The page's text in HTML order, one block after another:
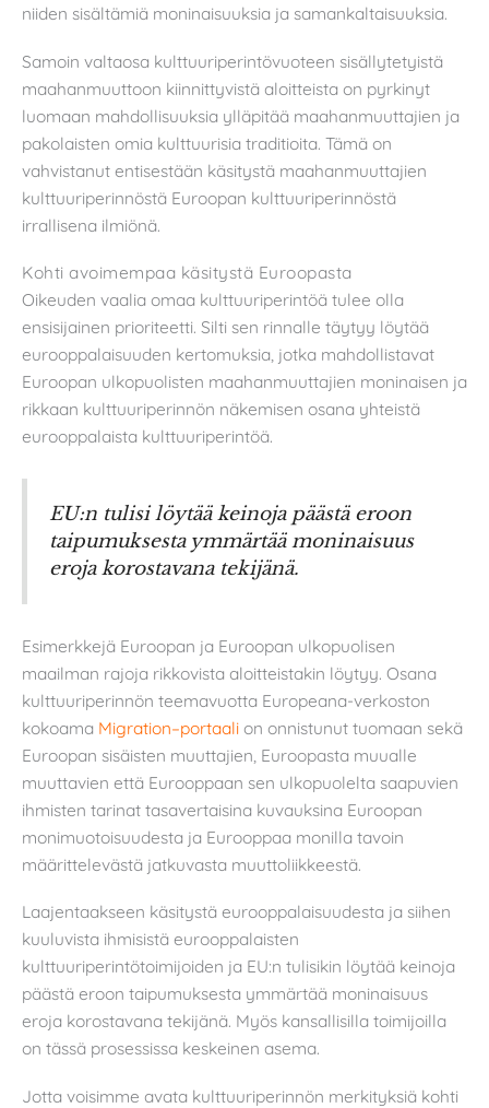
niiden sisältämiä moninaisuuksia ja samankaltaisuuksia.
Samoin valtaosa kulttuuriperintövuoteen sisällytetyistä
maahanmuuttoon kiinnittyvistä aloitteista on pyrkinyt
luomaan mahdollisuuksia ylläpitää maahanmuuttajien ja
pakolaisten omia kulttuurisia traditioita. Tämä on
vahvistanut entisestään käsitystä maahanmuuttajien
kulttuuriperinnöstä Euroopan kulttuuriperinnöstä
irrallisena ilmiönä.
Kohti avoimempaa käsitystä Euroopasta
Oikeuden vaalia omaa kulttuuriperintöä tulee olla
ensisijainen prioriteetti. Silti sen rinnalle täytyy löytää
eurooppalaisuuden kertomuksia, jotka mahdollistavat
Euroopan ulkopuolisten maahanmuuttajien moninaisen ja
rikkaan kulttuuriperinnön näkemisen osana yhteistä
eurooppalaista kulttuuriperintöä.
EU:n tulisi löytää keinoja päästä eroon
taipumuksesta ymmärtää moninaisuus
eroja korostavana tekijänä.
Esimerkkejä Euroopan ja Euroopan ulkopuolisen
maailman rajoja rikkovista aloitteistakin löytyy. Osana
kulttuuriperinnön teemavuotta Europeana-verkoston
kokoama Migration–portaali on onnistunut tuomaan sekä
Euroopan sisäisten muuttajien, Euroopasta muualle
muuttavien että Eurooppaan sen ulkopuolelta saapuvien
ihmisten tarinat tasavertaisina kuvauksina Euroopan
monimuotoisuudesta ja Eurooppaa monilla tavoin
määrittelevästä jatkuvasta muuttoliikkeestä.
Laajentaakseen käsitystä eurooppalaisuudesta ja siihen
kuuluvista ihmisistä eurooppalaisten
kulttuuriperintötoimijoiden ja EU:n tulisikin löytää keinoja
päästä eroon taipumuksesta ymmärtää moninaisuus
eroja korostavana tekijänä. Myös kansallisilla toimijoilla
on tässä prosessissa keskeinen asema.
Jotta voisimme avata kulttuuriperinnön merkityksiä kohti